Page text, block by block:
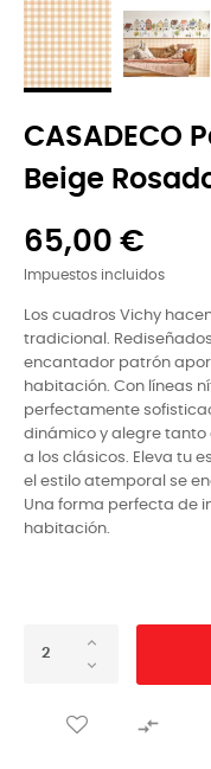
CASADECO
Beige
65,00 €
Impuestos incluidos
Los cuadros Vichy
tradicional.
encantador patrón
habitación. Con líneas
perfectamente
dinámico y alegre tanto
a los clásicos. Eleva tu
el estilo atemporal se
Una forma perfecta de
habitación.
